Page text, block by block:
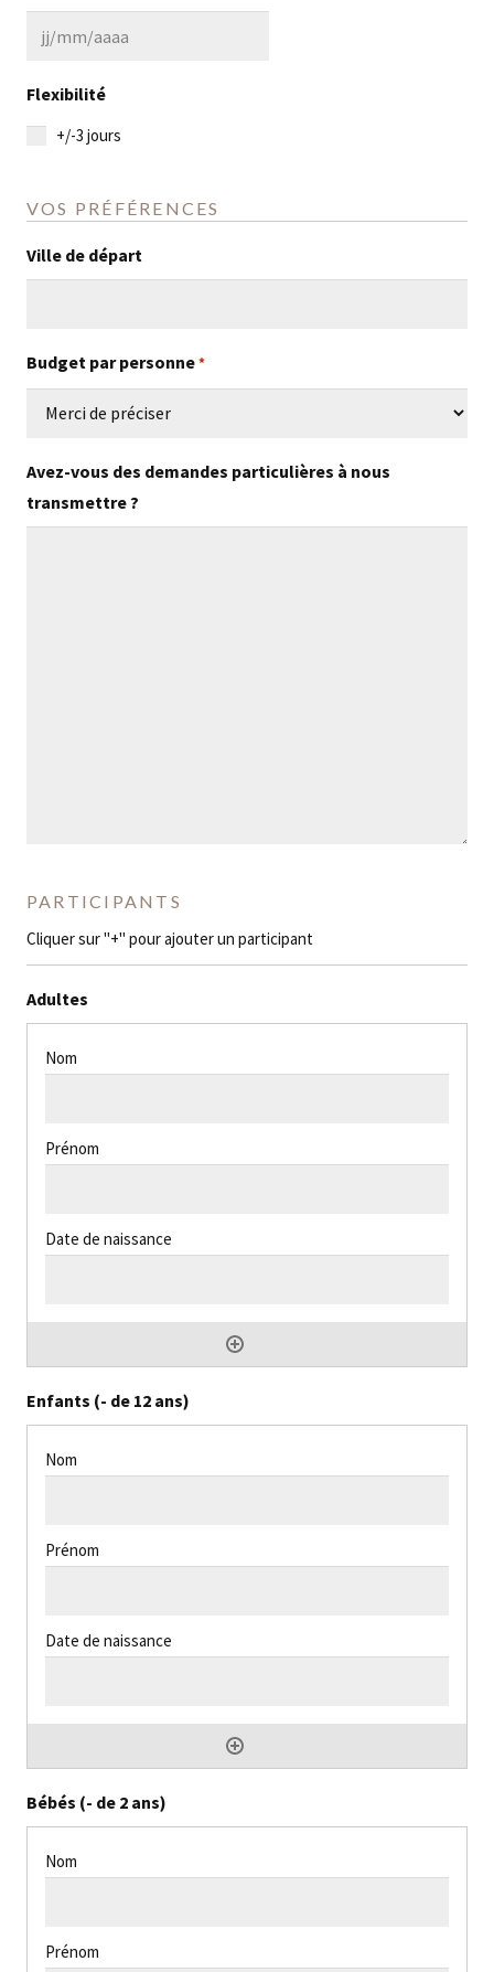
slash
JJ
slash
Flexibilité
+/-3 jours
VOS PRÉFÉRENCES
Ville de départ
Budget par personne*
Avez-vous des demandes particulières à nous
transmettre ?
PARTICIPANTS
Cliquer sur "+" pour ajouter un participant
Adultes
Enfants (- de 12 ans)
Bébés (- de 2 ans)